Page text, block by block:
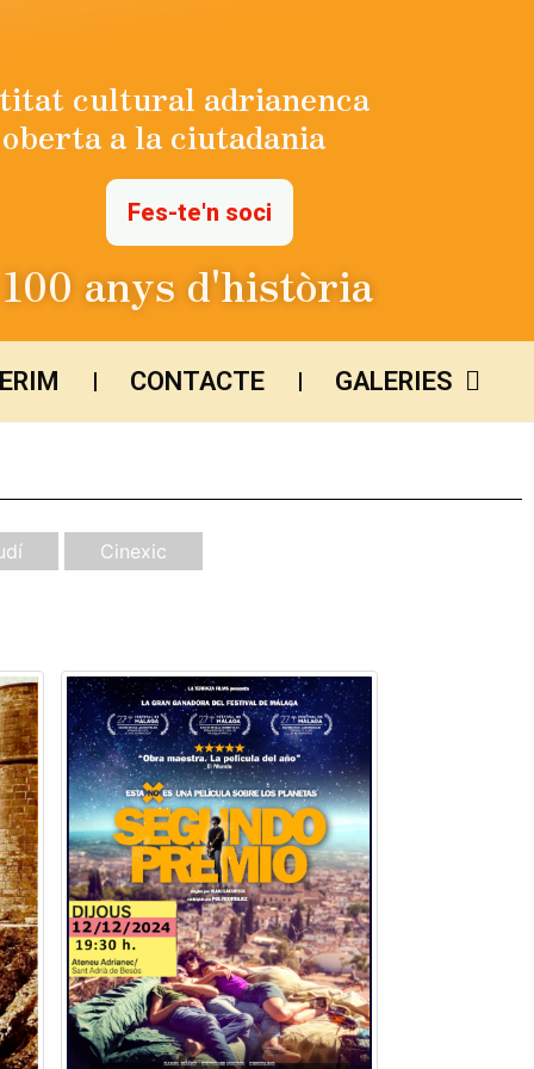
cultural adrianenca
oberta a la ciutadania
Fes-te'n soci
100 anys d'història
CONTACTE GALERIES
Cinexic